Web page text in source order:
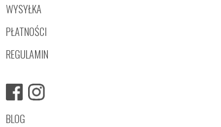
WYSYŁKA
PŁATNOŚCI
REGULAMIN
BLOG